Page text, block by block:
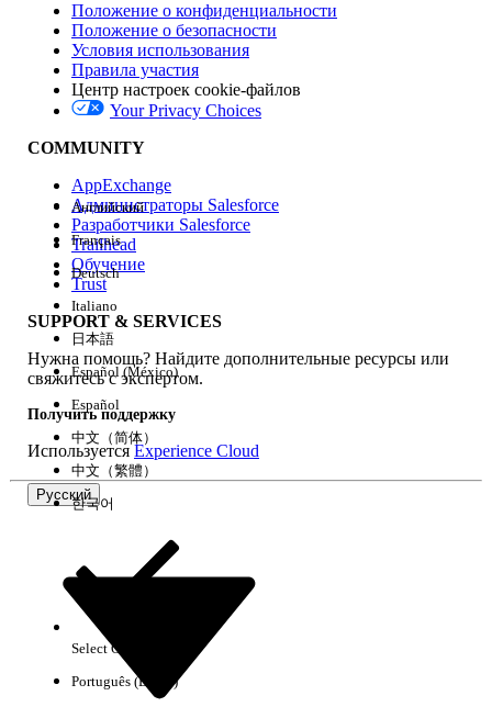
Версия
Возможности
Очистить все Готово
Результаты отсутствуют
Положение о конфиденциальности
Положение о безопасности
Условия использования
Правила участия
Центр настроек cookie-файлов
Your Privacy Choices
COMMUNITY
AppExchange
Администраторы Salesforce
Разработчики Salesforce
Trailhead
Обучение
Trust
SUPPORT & SERVICES
Нужна помощь? Найдите дополнительные ресурсы или
свяжитесь с экспертом.
Получить поддержку
ИспользуетсяExperience Cloud
Русский
Английский
Français
Deutsch
Italiano
日本語
Español (México)
Español
中文（简体）
中文（繁體）
한국어
Select Org
Português (Brasil)